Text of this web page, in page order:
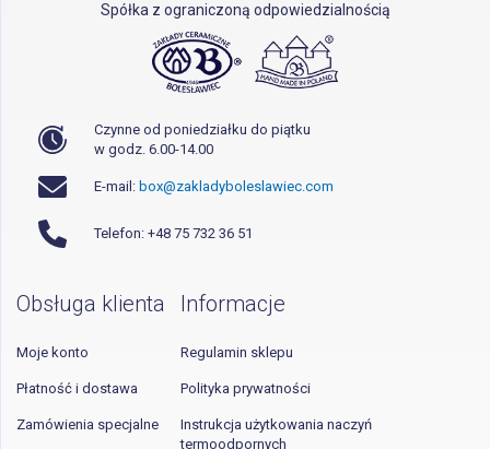
Spółka z ograniczoną odpowiedzialnością
Czynne od poniedziałku do piątku
w godz. 6.00-14.00
E-mail: box@zakladyboleslawiec.com
Telefon: +48 75 732 36 51
Obsługa klienta
Moje konto
Płatność i dostawa
Zamówienia specjalne
Informacje
Regulamin sklepu
Polityka prywatności
Instrukcja użytkowania naczyń
termoodpornych